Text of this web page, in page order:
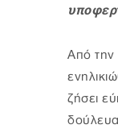
Από
ζήσει